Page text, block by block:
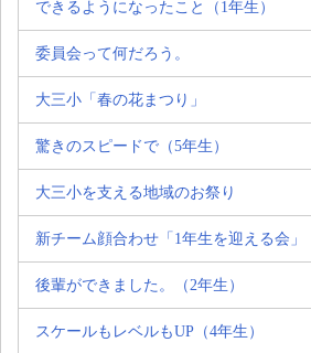
できるようになったこと（1年生）
委員会って何だろう。
大三小「春の花まつり」
驚きのスピードで（5年生）
大三小を支える地域のお祭り
新チーム顔合わせ「1年生を迎える会」
後輩ができました。（2年生）
スケールもレベルもUP（4年生）